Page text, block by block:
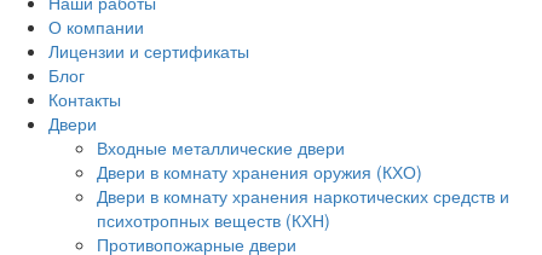
О компании
Лицензии и сертификаты
Блог
Контакты
Двери
Входные металлические двери
Двери в комнату хранения оружия (КХО)
Двери в комнату хранения наркотических средств и
психотропных веществ (КХН)
Противопожарные двери